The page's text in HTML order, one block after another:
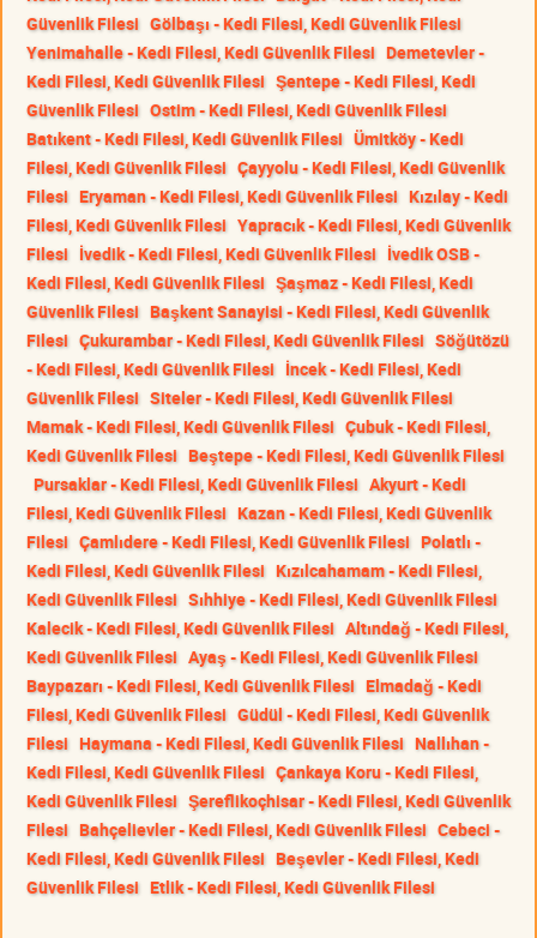
Güvenlik Filesi Gölbaşı - Kedi Filesi, Kedi Güvenlik Filesi
Yenimahalle - Kedi Filesi, Kedi Güvenlik Filesi Demetevler -
Kedi Filesi, Kedi Güvenlik Filesi Şentepe - Kedi Filesi, Kedi
Güvenlik Filesi Ostim - Kedi Filesi, Kedi Güvenlik Filesi
Batıkent - Kedi Filesi, Kedi Güvenlik Filesi Ümitköy - Kedi
Filesi, Kedi Güvenlik Filesi Çayyolu - Kedi Filesi, Kedi Güvenlik
Filesi Eryaman - Kedi Filesi, Kedi Güvenlik Filesi Kızılay - Kedi
Filesi, Kedi Güvenlik Filesi Yapracık - Kedi Filesi, Kedi Güvenlik
Filesi İvedik - Kedi Filesi, Kedi Güvenlik Filesi İvedik OSB -
Kedi Filesi, Kedi Güvenlik Filesi Şaşmaz - Kedi Filesi, Kedi
Güvenlik Filesi Başkent Sanayisi - Kedi Filesi, Kedi Güvenlik
Filesi Çukurambar - Kedi Filesi, Kedi Güvenlik Filesi Söğütözü
- Kedi Filesi, Kedi Güvenlik Filesi İncek - Kedi Filesi, Kedi
Güvenlik Filesi Siteler - Kedi Filesi, Kedi Güvenlik Filesi
Mamak - Kedi Filesi, Kedi Güvenlik Filesi Çubuk - Kedi Filesi,
Kedi Güvenlik Filesi Beştepe - Kedi Filesi, Kedi Güvenlik Filesi
Pursaklar - Kedi Filesi, Kedi Güvenlik Filesi Akyurt - Kedi
Filesi, Kedi Güvenlik Filesi Kazan - Kedi Filesi, Kedi Güvenlik
Filesi Çamlıdere - Kedi Filesi, Kedi Güvenlik Filesi Polatlı -
Kedi Filesi, Kedi Güvenlik Filesi Kızılcahamam - Kedi Filesi,
Kedi Güvenlik Filesi Sıhhiye - Kedi Filesi, Kedi Güvenlik Filesi
Kalecik - Kedi Filesi, Kedi Güvenlik Filesi Altındağ - Kedi Filesi,
Kedi Güvenlik Filesi Ayaş - Kedi Filesi, Kedi Güvenlik Filesi
Baypazarı - Kedi Filesi, Kedi Güvenlik Filesi Elmadağ - Kedi
Filesi, Kedi Güvenlik Filesi Güdül - Kedi Filesi, Kedi Güvenlik
Filesi Haymana - Kedi Filesi, Kedi Güvenlik Filesi Nallıhan -
Kedi Filesi, Kedi Güvenlik Filesi Çankaya Koru - Kedi Filesi,
Kedi Güvenlik Filesi Şereflikoçhisar - Kedi Filesi, Kedi Güvenlik
Filesi Bahçelievler - Kedi Filesi, Kedi Güvenlik Filesi Cebeci -
Kedi Filesi, Kedi Güvenlik Filesi Beşevler - Kedi Filesi, Kedi
Güvenlik Filesi Etlik - Kedi Filesi, Kedi Güvenlik Filesi